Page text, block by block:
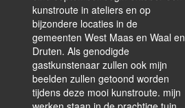
kunstroute in ateliers en op
bijzondere locaties in de
gemeenten West Maas en Waal en
Druten. Als genodigde
gastkunstenaar zullen ook mijn
beelden zullen getoond worden
tijdens deze mooi kunstroute. mijn